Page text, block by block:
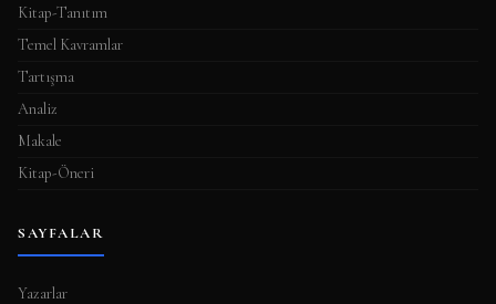
Kitap-Tanıtım
Temel Kavramlar
Tartışma
Analiz
Makale
Kitap-Öneri
SAYFALAR
Yazarlar